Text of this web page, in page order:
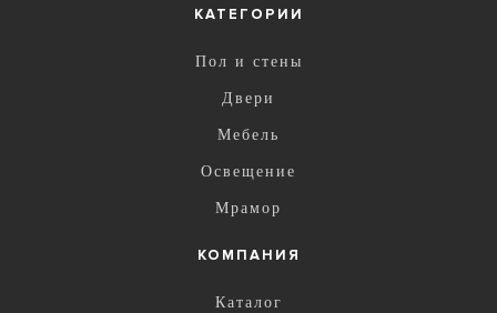
КАТЕГОРИИ
Пол и стены
Двери
Мебель
Освещение
Мрамор
КОМПАНИЯ
Каталог